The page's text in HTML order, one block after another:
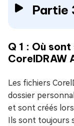
Partie
Q 1 : Où
CorelDRAW
Les fichiers
dossier
et sont créés
Ils sont toujours